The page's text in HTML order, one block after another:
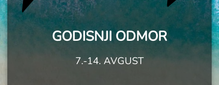
GODISNJI ODMOR
7.-14. AVGUST